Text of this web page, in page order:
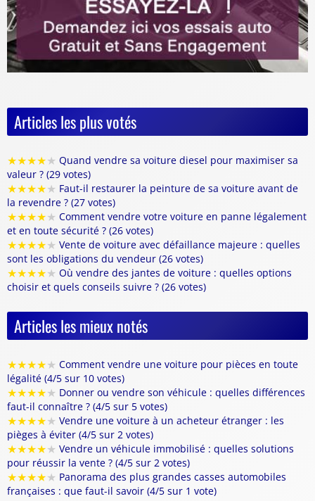
Articles les plus votés
★★★★★ Quand vendre sa voiture diesel pour maximiser sa
valeur ? (29 votes)
★★★★★ Faut-il restaurer la peinture de sa voiture avant de
la revendre ? (27 votes)
★★★★★ Comment vendre votre voiture en panne légalement
et en toute sécurité ? (26 votes)
★★★★★ Vente de voiture avec défaillance majeure : quelles
sont les obligations du vendeur (26 votes)
★★★★★ Où vendre des jantes de voiture : quelles options
choisir et quels conseils suivre ? (26 votes)
Articles les mieux notés
★★★★★ Comment vendre une voiture pour pièces en toute
légalité (4/5 sur 10 votes)
★★★★★ Donner ou vendre son véhicule : quelles différences
faut-il connaître ? (4/5 sur 5 votes)
★★★★★ Vendre une voiture à un acheteur étranger : les
pièges à éviter (4/5 sur 2 votes)
★★★★★ Vendre un véhicule immobilisé : quelles solutions
pour réussir la vente ? (4/5 sur 2 votes)
★★★★★ Panorama des plus grandes casses automobiles
françaises : que faut-il savoir (4/5 sur 1 vote)